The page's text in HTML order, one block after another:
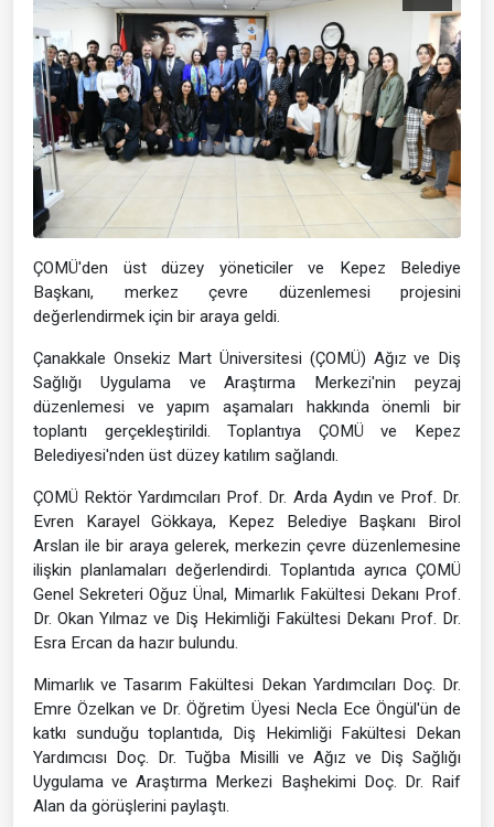
ÇOMÜ'den üst düzey yöneticiler ve Kepez Belediye
Başkanı, merkez çevre düzenlemesi projesini
değerlendirmek için bir araya geldi.
Çanakkale Onsekiz Mart Üniversitesi (ÇOMÜ) Ağız ve Diş
Sağlığı Uygulama ve Araştırma Merkezi'nin peyzaj
düzenlemesi ve yapım aşamaları hakkında önemli bir
toplantı gerçekleştirildi. Toplantıya ÇOMÜ ve Kepez
Belediyesi'nden üst düzey katılım sağlandı.
ÇOMÜ Rektör Yardımcıları Prof. Dr. Arda Aydın ve Prof. Dr.
Evren Karayel Gökkaya, Kepez Belediye Başkanı Birol
Arslan ile bir araya gelerek, merkezin çevre düzenlemesine
ilişkin planlamaları değerlendirdi. Toplantıda ayrıca ÇOMÜ
Genel Sekreteri Oğuz Ünal, Mimarlık Fakültesi Dekanı Prof.
Dr. Okan Yılmaz ve Diş Hekimliği Fakültesi Dekanı Prof. Dr.
Esra Ercan da hazır bulundu.
Mimarlık ve Tasarım Fakültesi Dekan Yardımcıları Doç. Dr.
Emre Özelkan ve Dr. Öğretim Üyesi Necla Ece Öngül'ün de
katkı sunduğu toplantıda, Diş Hekimliği Fakültesi Dekan
Yardımcısı Doç. Dr. Tuğba Misilli ve Ağız ve Diş Sağlığı
Uygulama ve Araştırma Merkezi Başhekimi Doç. Dr. Raif
Alan da görüşlerini paylaştı.